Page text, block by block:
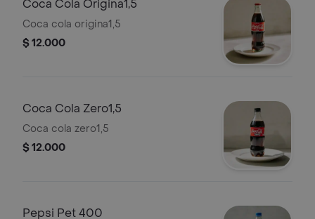
Coca Cola Origina1,5
Coca cola origina1,5
$ 12.000
Coca Cola Zero1,5
Coca cola zero1,5
$ 12.000
Pepsi Pet 400